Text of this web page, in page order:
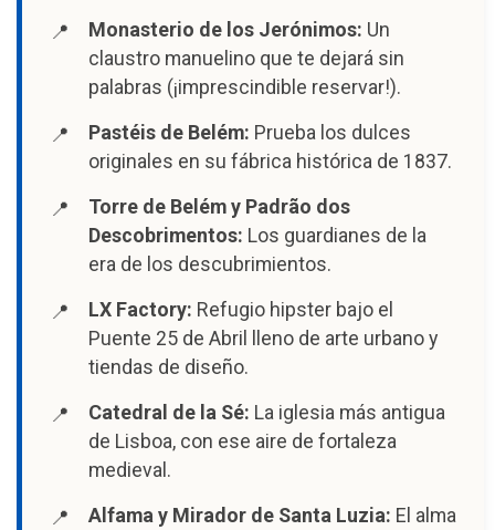
Monasterio de los Jerónimos: Un
claustro manuelino que te dejará sin
palabras (¡imprescindible reservar!).
Pastéis de Belém: Prueba los dulces
originales en su fábrica histórica de 1837.
Torre de Belém y Padrão dos
Descobrimentos: Los guardianes de la
era de los descubrimientos.
LX Factory: Refugio hipster bajo el
Puente 25 de Abril lleno de arte urbano y
tiendas de diseño.
Catedral de la Sé: La iglesia más antigua
de Lisboa, con ese aire de fortaleza
medieval.
Alfama y Mirador de Santa Luzia: El alma